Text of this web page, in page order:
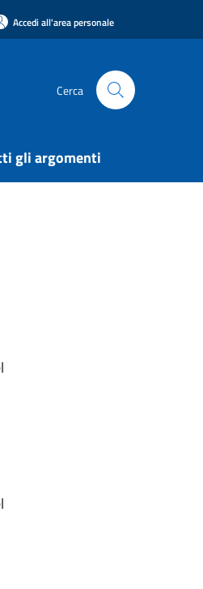
Accedi all'area personale
Cerca
gli argomenti